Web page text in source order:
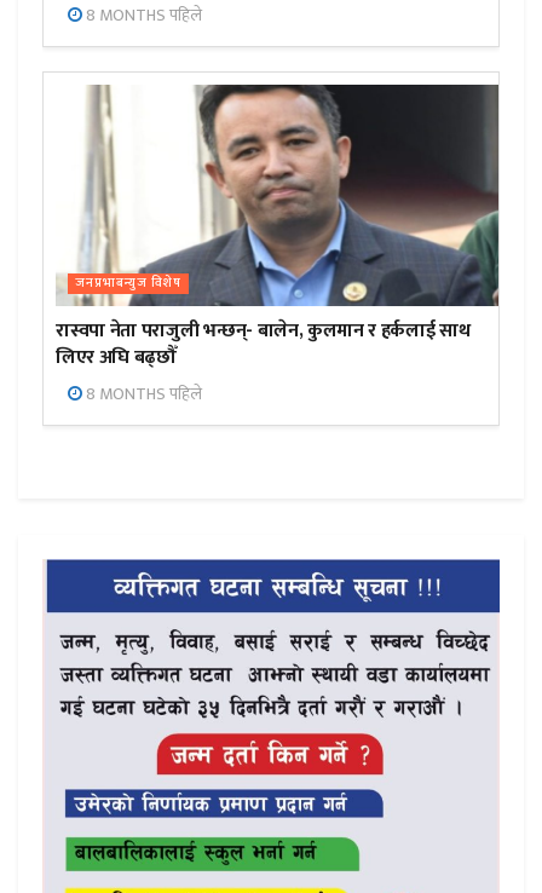
8 MONTHS पहिले
जनप्रभाबन्युज विशेष
रास्वपा नेता पराजुली भन्छन्- बालेन, कुलमान र हर्कलाई साथ
लिएर अघि बढ्छौँ
8 MONTHS पहिले